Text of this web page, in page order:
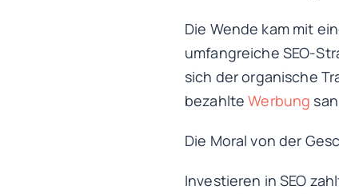
Die Wende kam mit
umfangreiche SEO-
sich der organische
bezahlteWerbung
Die Moral von der
Investieren in SEO